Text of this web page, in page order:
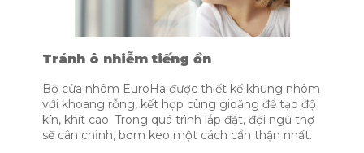
Tránh ô nhiễm tiếng ồn
Bộ cửa nhôm EuroHa được thiết kế khung nhôm
với khoang rỗng, kết hợp cùng gioăng để tạo độ
kín, khít cao. Trong quá trình lắp đặt, đội ngũ thợ
sẽ cân chỉnh, bơm keo một cách cẩn thận nhất.